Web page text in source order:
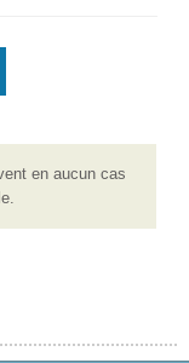
en aucun cas